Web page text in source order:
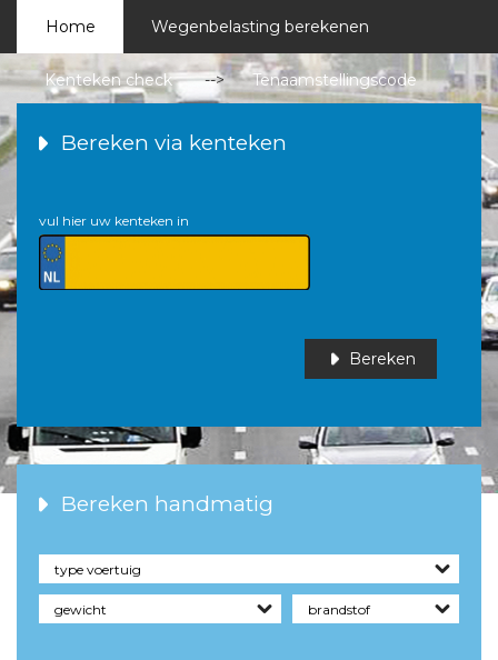
Home Wegenbelasting berekenen
Kenteken check --> Tenaamstellingscode
Bereken via kenteken
vul hier uw kenteken in
Bereken
Bereken handmatig